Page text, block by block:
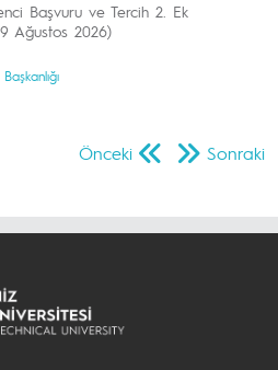
Başvuru ve Tercih 2. Ek
Ağustos 2026)
Önceki Sonraki